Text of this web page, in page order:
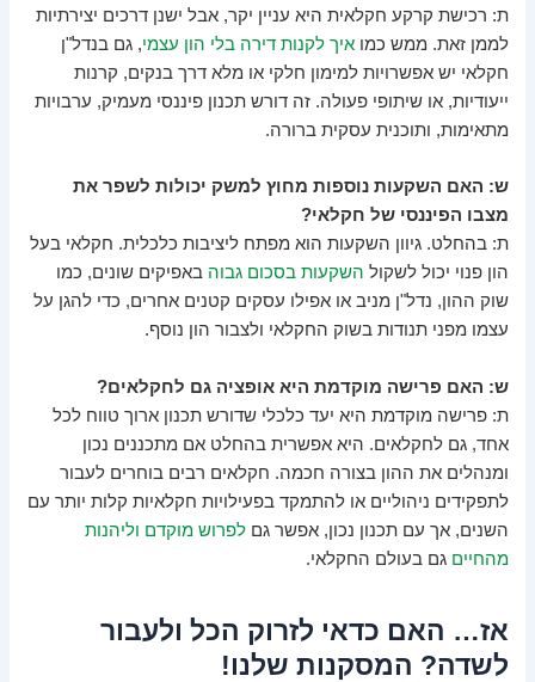
ת: רכישת קרקע חקלאית היא עניין יקר, אבל ישנן דרכים יצירתיות
לממן זאת. ממש כמואיך לקנות דירה בלי הון עצמי, גם בנדל"ן
חקלאי יש אפשרויות למימון חלקי או מלא דרך בנקים, קרנות
ייעודיות, או שיתופי פעולה. זה דורש תכנון פיננסי מעמיק, ערבויות
מתאימות, ותוכנית עסקית ברורה.
ש: האם השקעות נוספות מחוץ למשק יכולות לשפר את
מצבו הפיננסי של חקלאי?
ת: בהחלט. גיוון השקעות הוא מפתח ליציבות כלכלית. חקלאי בעל
הון פנוי יכול לשקול השקעות בסכום גבוה באפיקים שונים, כמו
שוק ההון, נדל"ן מניב או אפילו עסקים קטנים אחרים, כדי להגן על
עצמו מפני תנודות בשוק החקלאי ולצבור הון נוסף.
ש: האם פרישה מוקדמת היא אופציה גם לחקלאים?
ת: פרישה מוקדמת היא יעד כלכלי שדורש תכנון ארוך טווח לכל
אחד, גם לחקלאים. היא אפשרית בהחלט אם מתכננים נכון
ומנהלים את ההון בצורה חכמה. חקלאים רבים בוחרים לעבור
לתפקידים ניהוליים או להתמקד בפעילויות חקלאיות קלות יותר עם
השנים, אך עם תכנון נכון, אפשר גםלפרוש מוקדם וליהנות
מהחיים גם בעולם החקלאי.
אז… האם כדאי לזרוק הכל ולעבור
לשדה? המסקנות שלנו!